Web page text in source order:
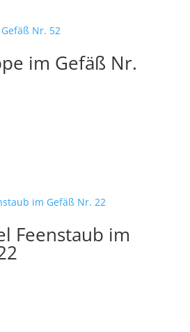
im Gefäß Nr.
Feenstaub im